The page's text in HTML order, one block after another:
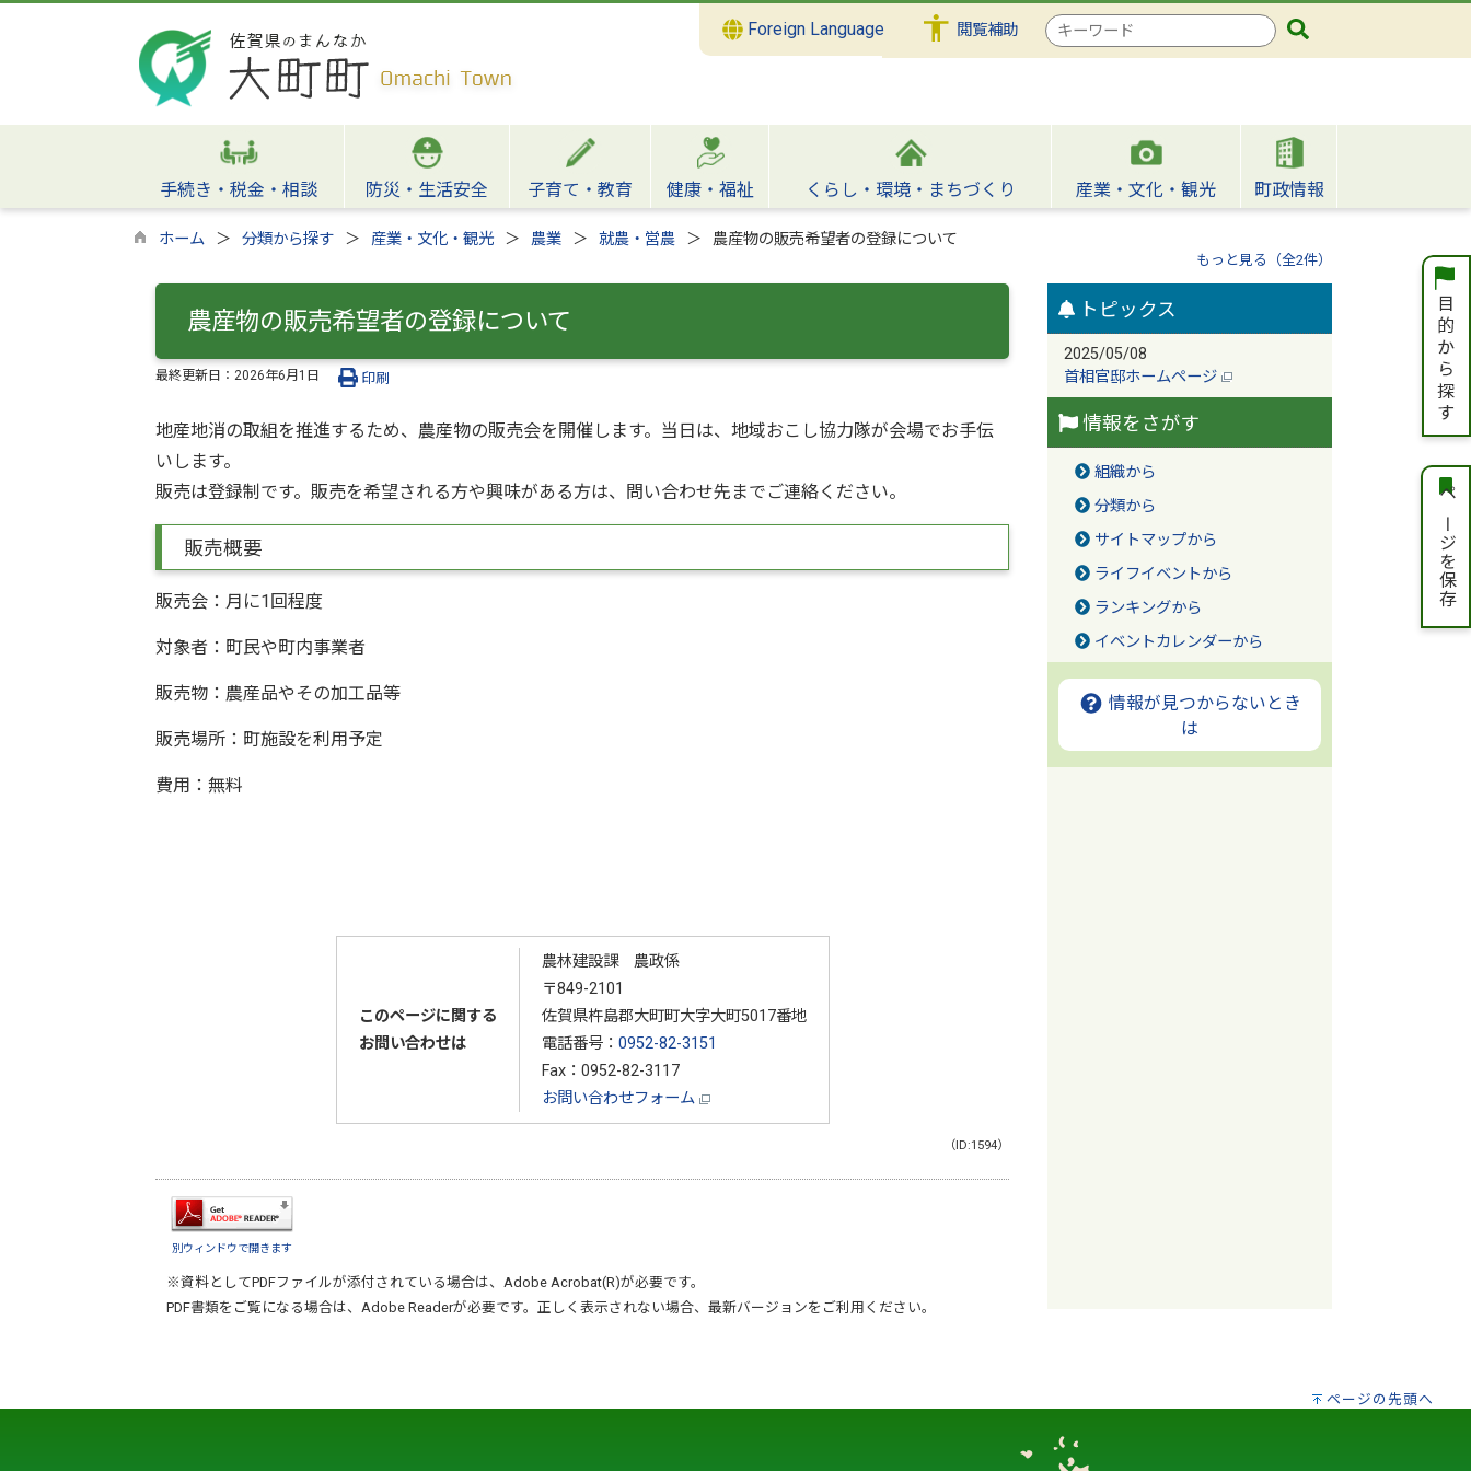
Foreign Language 閲覧補助
検
索
手続き・税金・相談 防災・生活安全 子育て・教育 健康・福祉 くらし・環境・まちづくり 産業・文化・観光 町政情報
ホーム 分類から探す 産業・文化・観光 農業 就農・営農 農産物の販売希望者の登録について
もっと見る（全2件）
農産物の販売希望者の登録について
最終更新日： 2026年6月1日 印刷
地産地消の取組を推進するため、農産物の販売会を開催します。当日は、地域おこし協力隊が会場でお手伝
いします。
販売は登録制です。販売を希望される方や興味がある方は、問い合わせ先までご連絡ください。
販売概要
販売会：月に1回程度
対象者：町民や町内事業者
販売物：農産品やその加工品等
販売場所：町施設を利用予定
費用：無料
このページに関する
お問い合わせは
農林建設課 農政係
〒849-2101
佐賀県杵島郡大町町大字大町5017番地
電話番号： 0952-82-3151
Fax：0952-82-3117
お問い合わせフォーム
（ID:1594）
別ウィンドウで開きます
※資料としてPDFファイルが添付されている場合は、 Adobe Acrobat(R)が必要です。
PDF書類をご覧になる場合は、 Adobe Readerが必要です。正しく表示されない場合、最新バージョンをご利用ください。
トピックス
2025/05/08
首相官邸ホームページ
情報をさがす
組織から
分類から
サイトマップから
ライフイベントから
ランキングから
イベントカレンダーから
情報が見つからないとき
は
ページの先頭へ
ページを保存